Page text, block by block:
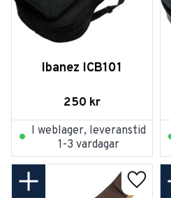
Ibanez ICB101
250 kr
I weblager, leveranstid
1-3 vardagar
Lägg